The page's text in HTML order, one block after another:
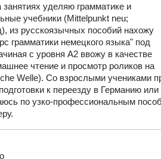
уделяю грамматике и
учебники (Mittelpunkt neu;
из русскоязычных пособий нахожу
грамматики немецкого языка" под
с уровня А2 ввожу в качестве
чтение и просмотр роликов на
Welle). Со взрослыми учениками
к переезду в Германию или
по узко-профессиональным